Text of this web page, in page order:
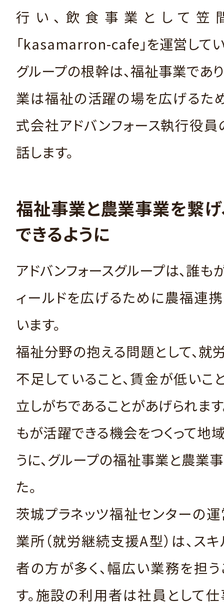
行い、飲食事業として笠
「kasamarron-cafe」を運営してい
グループの根幹は、福祉事業であり
業は福祉の活躍の場を広げるた
式会社アドバンフォース執行役
話します。
福祉事業と農業事業を繋げ
できるように
アドバンフォースグループは、誰も
ィールドを広げるために農福連
います。
福祉分野の抱える問題として、就
不足していること、賃金が低いこ
立しがちであることがあげられます
もが活躍できる機会をつくって地
うに、グループの福祉事業と農業
た。
茨城プラネッツ福祉センターの
業所（就労継続支援A型）は、ス
者の方が多く、幅広い業務を担
す。施設の利用者は社員として